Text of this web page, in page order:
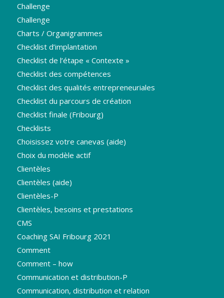
Challenge
Challenge
Charts / Organigrammes
Checklist d’implantation
Checklist de l’étape « Contexte »
Checklist des compétences
Checklist des qualités entrepreneuriales
Checklist du parcours de création
Checklist finale (Fribourg)
Checklists
Choisissez votre canevas (aide)
Choix du modèle actif
Clientèles
Clientèles (aide)
Clientèles-P
Clientèles, besoins et prestations
CMS
Coaching SAI Fribourg 2021
Comment
Comment – how
Communication et distribution-P
Communication, distribution et relation